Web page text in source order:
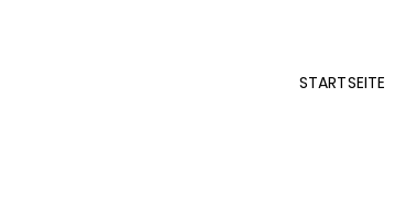
STARTSEITE